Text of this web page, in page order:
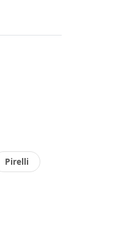
Pirelli